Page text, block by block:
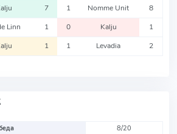
7 1 Nomme Unit 8
Linn 1 0 Kalju 1
1 1 Levadia 2
8/20